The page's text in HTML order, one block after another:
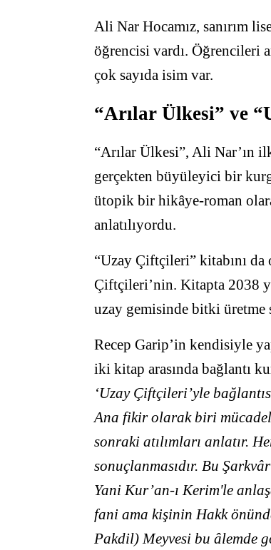
Ali Nar Hocamız, sanırım
öğrencisi vardı. Öğrencileri
çok sayıda isim var.
“Arılar Ülkesi” ve
“Arılar Ülkesi”, Ali Nar’ın
gerçekten büyüleyici bir
ütopik bir hikâye-roman
anlatılıyordu.
“Uzay Çiftçileri” kitabını
Çiftçileri’nin. Kitapta 2038
uzay gemisinde bitki üretme
Recep Garip’in kendisiyle
iki kitap arasında bağlantı
‘Uzay Çiftçileri’yle
Ana fikir olarak biri
sonraki atılımları anlatır.
sonuçlanmasıdır. Bu
Yani Kur’an-ı Kerim'le
fani ama kişinin Hakk
Pakdil) Meyvesi bu âlemde